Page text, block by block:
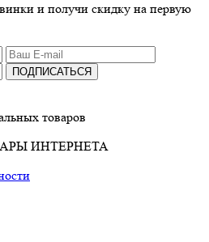
и получи скидку на первую
ПОДПИСАТЬСЯ
товаров
ИНТЕРНЕТА